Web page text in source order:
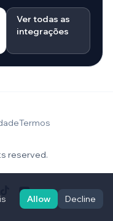
Ver todas as
integrações
Termos
reserved.
Allow Decline